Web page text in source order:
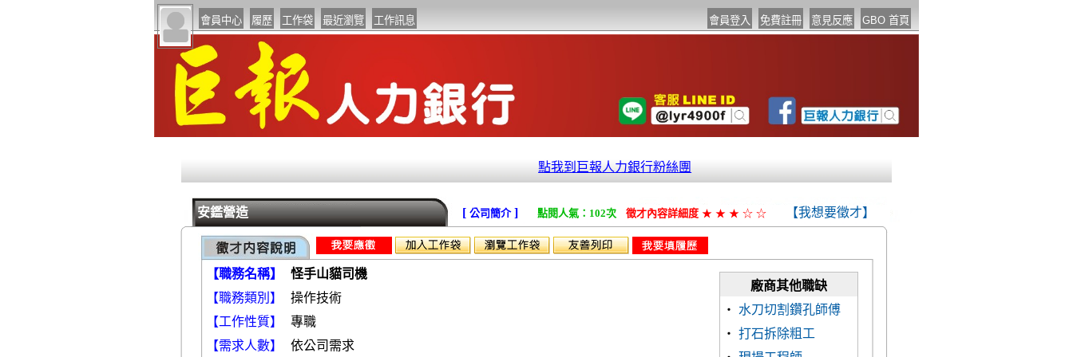
點我到巨報人力銀行粉絲團
安鑑營造 [ 公司簡介] 點閱人氣：102次 徵才內容詳細度 ★ ★ ★ ☆ ☆ 【我想要徵才】
廠商其他職缺
‧ 水刀切割鑽孔師傅
‧ 打石拆除粗工
【職務名稱】
怪手山貓司機
【職務類別】
操作技術
【工作性質】
專職
【需求人數】
依公司需求